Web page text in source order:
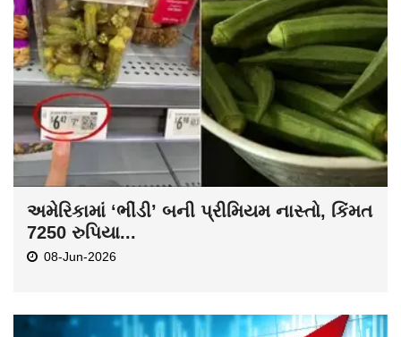
અમેરિકામાં ‘ભીંડી’ બની પ્રીમિયમ નાસ્તો, કિંમત
7250 રુપિયા...
08-Jun-2026